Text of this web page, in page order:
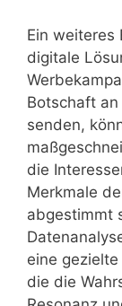
Ein weiteres
digitale
Botschaft
senden,
die
Merkmale
abgestimmt
eine
die die